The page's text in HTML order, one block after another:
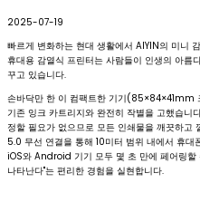
2025-07-19
빠르게 변화하는 현대 생활에서 AIYIN의 미니
휴대용 감열식 프린터는 사람들이 인생의 아름
꾸고 있습니다.
손바닥만 한 이 컴팩트한 기기(85×84×41mm
기존 잉크 카트리지와 완전히 작별을 고했습니
정할 필요가 없으므로 모든 인쇄물을 깨끗하고
5.0 무선 연결을 통해 10미터 범위 내에서 휴대
iOS와 Android 기기 모두 몇 초 만에 페어링할
나타난다"는 편리한 경험을 실현합니다.